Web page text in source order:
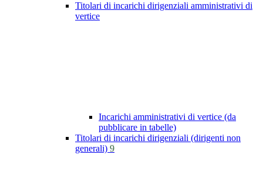
Titolari di incarichi dirigenziali amministrativi di
vertice
Incarichi amministrativi di vertice (da
pubblicare in tabelle)
Titolari di incarichi dirigenziali (dirigenti non
generali) 9